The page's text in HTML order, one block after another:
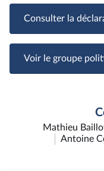
Consulter la
Voir le groupe
Mathieu
Antoine